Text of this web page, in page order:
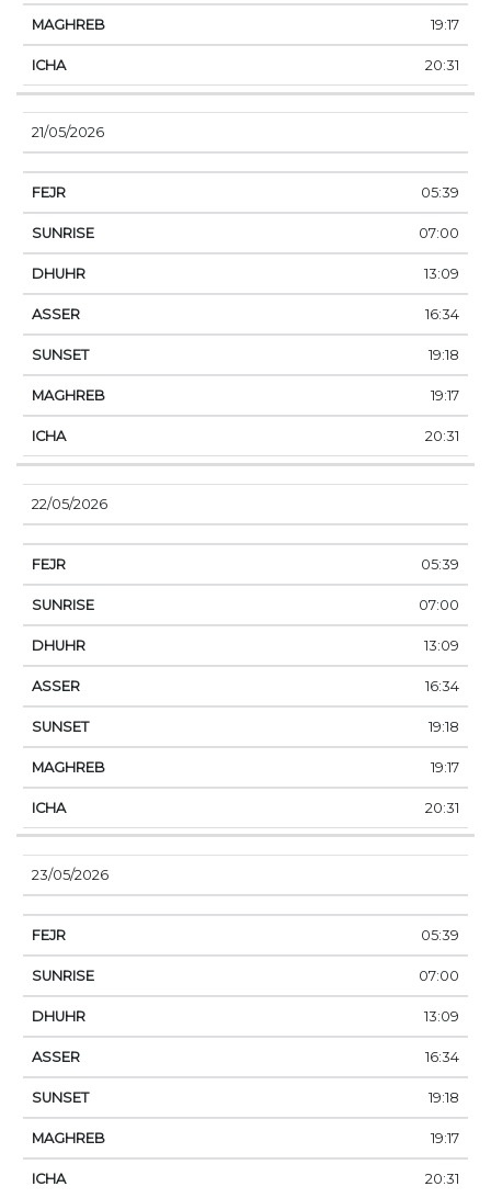
19:17
20:31
21/05/2026
05:39
07:00
13:09
16:34
19:18
19:17
20:31
22/05/2026
05:39
07:00
13:09
16:34
19:18
19:17
20:31
23/05/2026
05:39
07:00
13:09
16:34
19:18
19:17
20:31